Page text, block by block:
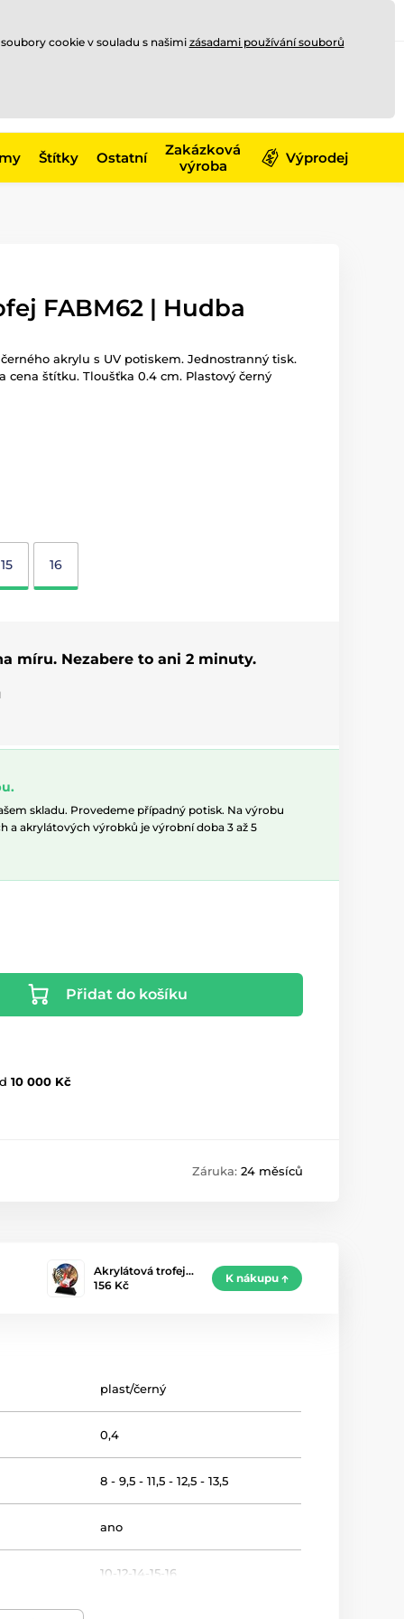
Štítky Ostatní
Zakázková
výroba
Výprodej
FABM62 | Hudba
akrylu s UV potiskem. Jednostranný tisk.
cena štítku. Tloušťka 0.4 cm. Plastový černý
15 16
míru. Nezabere to ani 2 minuty.
skladu. Provedeme případný potisk. Na výrobu
a akrylátových výrobků je výrobní doba 3 až 5
Přidat do košíku
10 000 Kč
Záruka: 24 měsíců
Akrylátová trofej…
156 Kč
K nákupu
plast/černý
0,4
8 - 9,5 - 11,5 - 12,5 - 13,5
ano
10-12-14-15-16
cookie v souladu s našimi zásadami používání souborů